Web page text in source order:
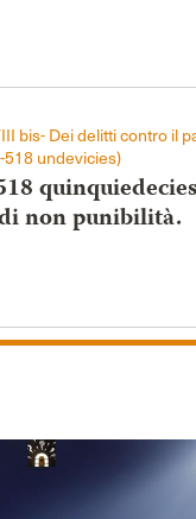
bis- Dei delitti contro il
undevicies)
non punibilità.